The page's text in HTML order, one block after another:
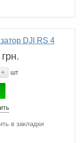
DJI RS 4
+ шт
в закладки